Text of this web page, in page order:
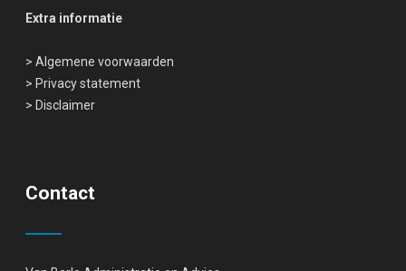
Extra informatie
>Algemene voorwaarden
> Privacy statement
> Disclaimer
Contact